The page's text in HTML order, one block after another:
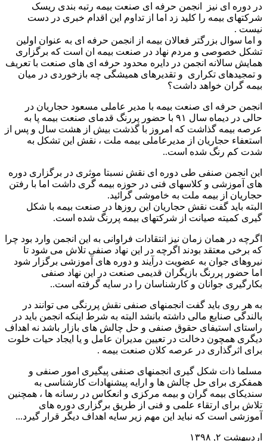
در دوره ای نیز انجمن حرفه ای صنعت بیمه رتبه بندی ریسک
شرکتهای بیمه را کلید زد اما از تداوم این اقدام خبری در دست
نیست .
و اما سوال بزرگتر فعالان بیمه از انجمن حرفه ای به عنوان اولین
تشکل خصوصی و مردم نهاد در صنعت بیمه ان است که برگزاری
همایش سالانه انجمن در دایره محدود حرفه ای های صنعت با تعریف
و تمجیدهای تکراری و تقدیرهای همیشگی چه بازخوردی در میان
بیمه گران خواهد داشت؟
انجمن حرفه ای صنعت بیمه با مدیر عاملی مسعود حجاریان در
حالی در دیماه سال ۹۱ با حضور پررنگ قدمای صنعت بیمه پا به
عرصه بیمه گذاشت که امروز با گذشت بیش از هشت سال و پس از
استعفاء حجاریان از مدیرعاملی بیمه ملت ، نقش این تشکل به
شدت کم رنگ شده است..
این انجمن صنفی طی دوره ای نقش نسبتا موثری در برگزاری دوره
های آموزشی و کلاسهای فنی در حوزه بیمه گری داشت اما با رفتن
حجاریان از بیمه ملت به خاموشی گرائید.
البته باید گفت نقش حجاریان این روزها در صنعت بیمه با شکل
گیری کمیته صیانت از شرکتهای بیمه پررنگ شده است.
اگرچه در همان زمان نیز انتقادات فراوانی به این انجمن وارد بود چرا
که برخی معتقد بودند اگرچه در این نهاد صنفی تلاش می شود تا
نیروهای جوان به عضویت درآیند و دوره های آموزشی برگزار شود
اما حضور پررنگ بازیگران قدیمی صنعت در این نهاد صنفی
بکارگیری جوانان و کارشناسان را در سایه گرفته است..
به هر روی باید گفت انجمنهای صنفی نقش پررنگی می توانند در
بالندگی صنایع مالی داشته بانشد البته به شرط اینکه انجمن باید در
راستای استیفای حقوق صنفی و حل چالش های بازار باشد نه اهداف
دیگری همچون دخالت در تعیین مدیران عامل و یا ایجاد حیات خلوت
برای اثرگذاری در عرصه کلان صنعت بیمه .
مسلما ذات شکل گیری انجمنهای صنفی پیگیری امور صنفی و
همفکری برای حل چالش ها و ارایه پیشنهادات کارشناسی به
سندیکای بیمه گران و بیمه مرکزی و انعکاس در رسانه ها ، همچنین
تلاش برای ارتقاء علمی و فنی از طریق برگزاری دوره های
آموزشی است که نباید این مهم زیر سایه اهداف دیگر قرار گیرد...
اردیبهشت ۲, ۱۳۹۸